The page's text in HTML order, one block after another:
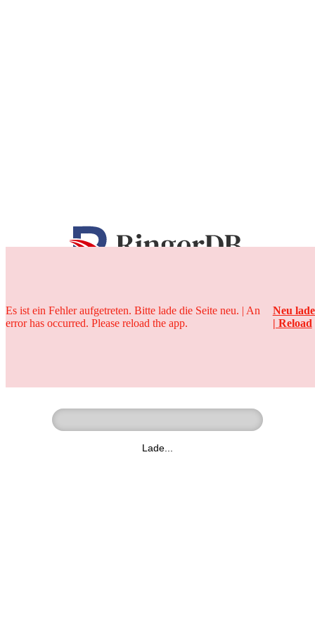
25 Jahre
Lade...
Es ist ein Fehler aufgetreten. Bitte lade die Seite neu. | An
error has occurred. Please reload the app.
Neu
| Reload